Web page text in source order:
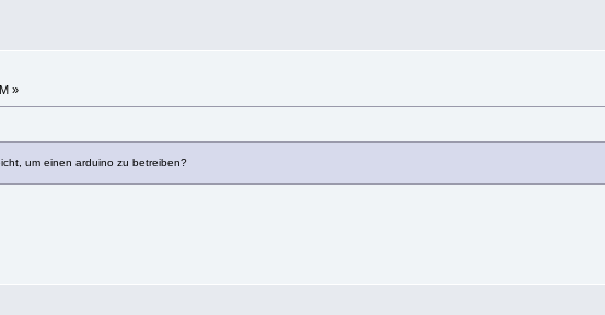
»
um einen arduino zu betreiben?